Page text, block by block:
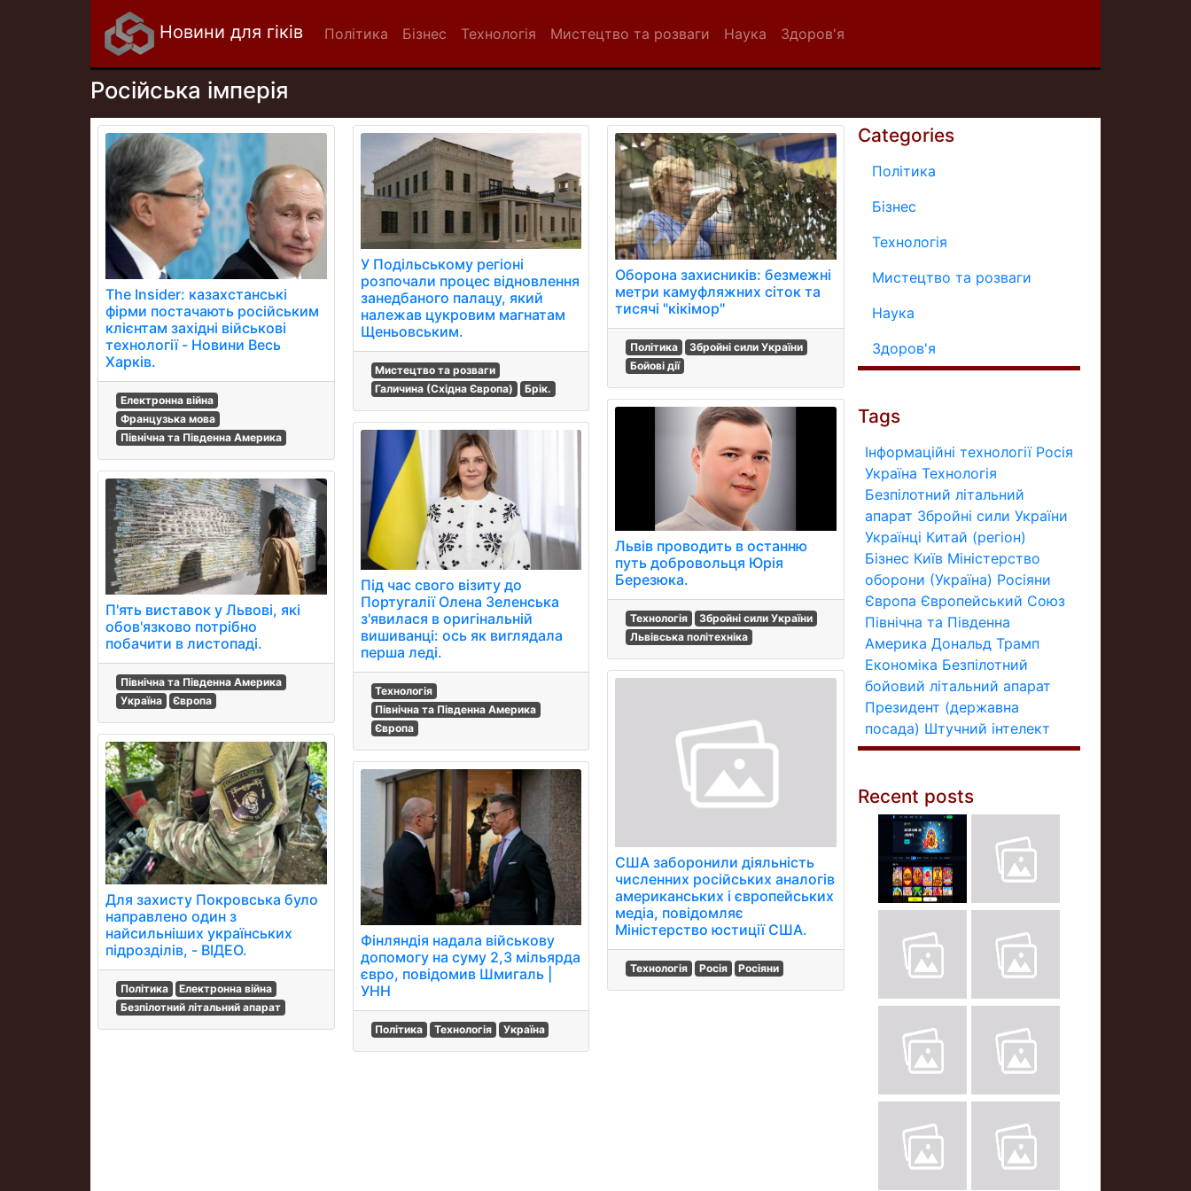
Новини для гіків Політика Бізнес Технологія Мистецтво та розваги Наука Здоров'я
Російська імперія
The Insider: казахстанські
фірми постачають російським
клієнтам західні військові
технології - Новини Весь
Харків.
Електронна війна
Французька мова
Північна та Південна Америка
П'ять виставок у Львові, які
обов'язково потрібно
побачити в листопаді.
Північна та Південна Америка
Україна
Європа
Для захисту Покровська було
направлено один з
найсильніших українських
підрозділів, - ВІДЕО.
Політика
Електронна війна
Безпілотний літальний апарат
У Подільському регіоні
розпочали процес відновлення
занедбаного палацу, який
належав цукровим магнатам
Щеньовським.
Мистецтво та розваги
Галичина (Східна Європа)
Брік.
Під час свого візиту до
Португалії Олена Зеленська
з'явилася в оригінальній
вишиванці: ось як виглядала
перша леді.
Технологія
Північна та Південна Америка
Європа
Фінляндія надала військову
допомогу на суму 2,3 мільярда
євро, повідомив Шмигаль |
УНН
Політика Технологія Україна
Оборона захисників: безмежні
метри камуфляжних сіток та
тисячі "кікімор"
Політика
Збройні сили України
Бойові дії
Львів проводить в останню
путь добровольця Юрія
Березюка.
Технологія
Збройні сили України
Львівська політехніка
США заборонили діяльність
численних російських аналогів
американських і європейських
медіа, повідомляє
Міністерство юстиції США.
Технологія Росія Росіяни
Categories
Політика
Бізнес
Технологія
Мистецтво та розваги
Наука
Здоров'я
Tags
Інформаційні технології Росія
Україна Технологія
Безпілотний літальний
апарат Збройні сили України
Українці Китай (регіон)
Бізнес Київ Міністерство
оборони (Україна) Росіяни
Європа Європейський Союз
Північна та Південна
Америка Дональд Трамп
Економіка Безпілотний
бойовий літальний апарат
Президент (державна
посада) Штучний інтелект
Recent posts